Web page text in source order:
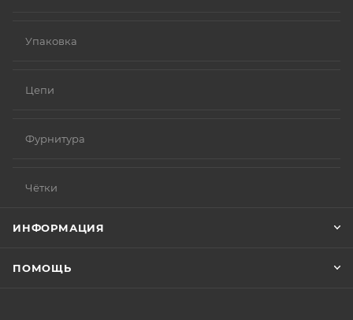
Упаковка
Цепи
Фурнитура
Чётки
ИНФОРМАЦИЯ
ПОМОЩЬ